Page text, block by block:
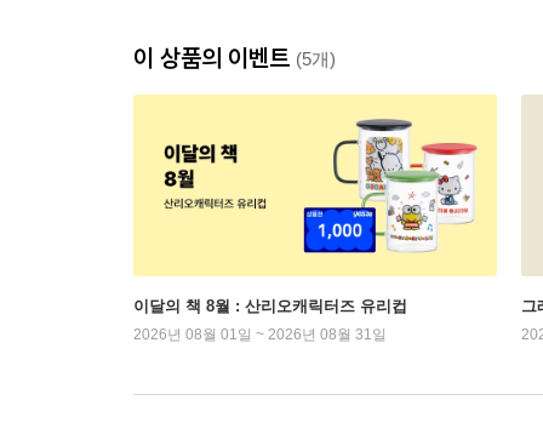
이 상품의 이벤트 (5개)
이달의 책 8월 : 산리오캐릭터즈 유리컵
2026년 08월 01일 ~ 2026년 08월 31일
그